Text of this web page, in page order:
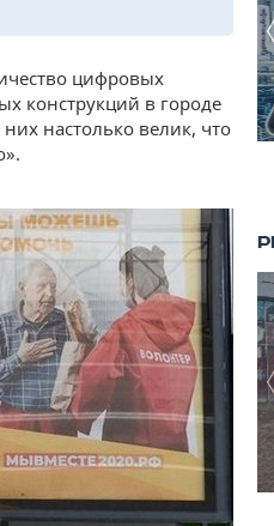
цифровых
конструкций в городе
настолько велик, что